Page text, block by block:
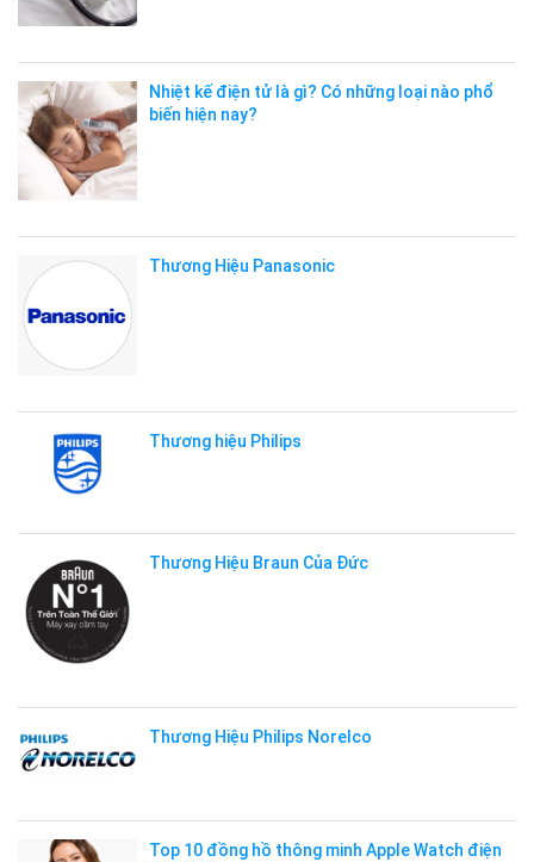
Nhiệt kế điện tử là gì? Có những loại nào phổ
biến hiện nay?
Thương Hiệu Panasonic
Thương hiệu Philips
Thương Hiệu Braun Của Đức
Thương Hiệu Philips Norelco
Top 10 đồng hồ thông minh Apple Watch điện